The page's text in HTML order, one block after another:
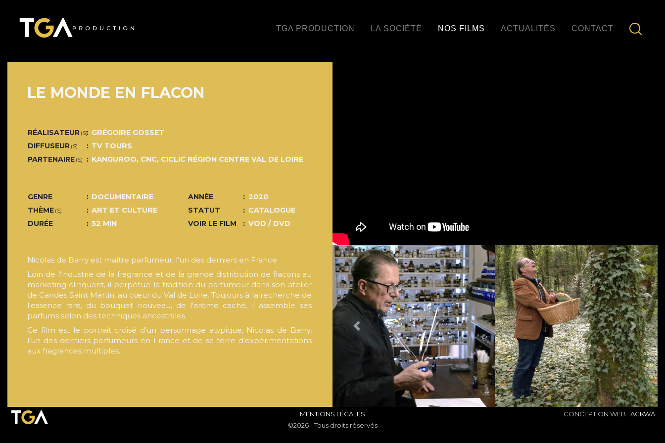
TGA PRODUCTION LA SOCIÉTÉ NOS FILMS ACTUALITÉS CONTACT
LE MONDE EN FLACON
RÉALISATEUR (S)
GRÉGOIRE GOSSET
DIFFUSEUR (S)
TV TOURS
PARTENAIRE (S) KANGUROO, CNC, CICLIC RÉGION CENTRE VAL DE LOIRE
GENRE
DOCUMENTAIRE
THÈME (S)
ART ET CULTURE
DURÉE
52 MIN
ANNÉE
2020
STATUT
CATALOGUE
VOIR LE FILM
VOD / DVD
Nicolas de Barry est maître parfumeur, l'un des derniers en France.
Loin de l'industrie de la fragrance et de la grande distribution de flacons au
marketing clinquant, il perpétue la tradition du parfumeur dans son atelier
de Candes Saint Martin, au cœur du Val de Loire. Toujours à la recherche de
l'essence rare, du bouquet nouveau, de l'arôme caché, il assemble ses
parfums selon des techniques ancestrales.
Ce film est le portrait croisé d’un personnage atypique, Nicolas de Barry,
l’un des derniers parfumeurs en France et de sa terre d’expérimentations
aux fragrances multiples.
PREVIOUS NEXT
MENTIONS LÉGALES
©2026 - Tous droits réservés
CONCEPTION WEB : ACKWA